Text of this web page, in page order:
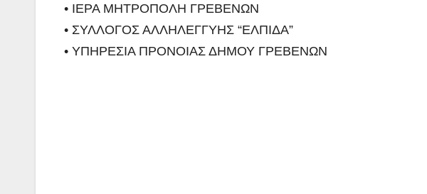
• ΙΕΡΑ ΜΗΤΡΟΠΟΛΗ ΓΡΕΒΕΝΩΝ
• ΣΥΛΛΟΓΟΣ ΑΛΛΗΛΕΓΓΥΗΣ “ΕΛΠΙΔΑ”
• ΥΠΗΡΕΣΙΑ ΠΡΟΝΟΙΑΣ ΔΗΜΟΥ ΓΡΕΒΕΝΩΝ